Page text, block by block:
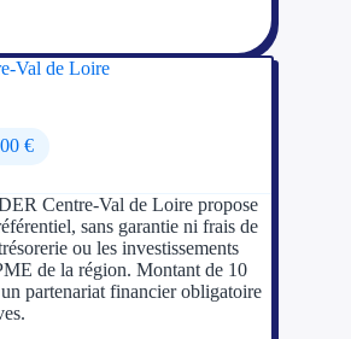
Recherche autonome
Accompagnement
Val de Loire
€
Centre-Val de Loire propose
sans garantie ni frais de
ou les investissements
de la région. Montant de 10
partenariat financier obligatoire